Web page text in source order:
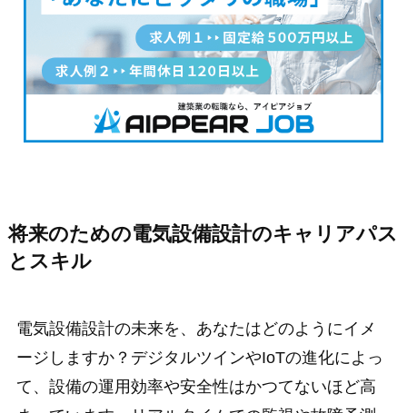
将来のための電気設備設計のキャリアパス
とスキル
電気設備設計の未来を、あなたはどのようにイメ
ージしますか？デジタルツインやIoTの進化によっ
て、設備の運用効率や安全性はかつてないほど高